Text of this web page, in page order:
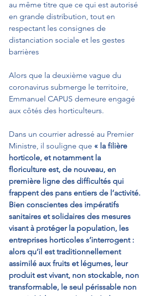
au même titre que ce qui est autorisé
en grande distribution, tout en
respectant les consignes de
distanciation sociale et les gestes
barrières
Alors que la deuxième vague du
coronavirus submerge le territoire,
Emmanuel CAPUS demeure engagé
aux côtés des horticulteurs.
Dans un courrier adressé au Premier
Ministre, il souligne que « la filière
horticole, et notamment la
floriculture est, de nouveau, en
première ligne des difficultés qui
frappent des pans entiers de l’activité.
Bien conscientes des impératifs
sanitaires et solidaires des mesures
visant à protéger la population, les
entreprises horticoles s’interrogent :
alors qu’il est traditionnellement
assimilé aux fruits et légumes, leur
produit est vivant, non stockable, non
transformable, le seul périssable non